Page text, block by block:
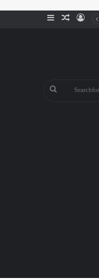
SidebarRandomLog
Search